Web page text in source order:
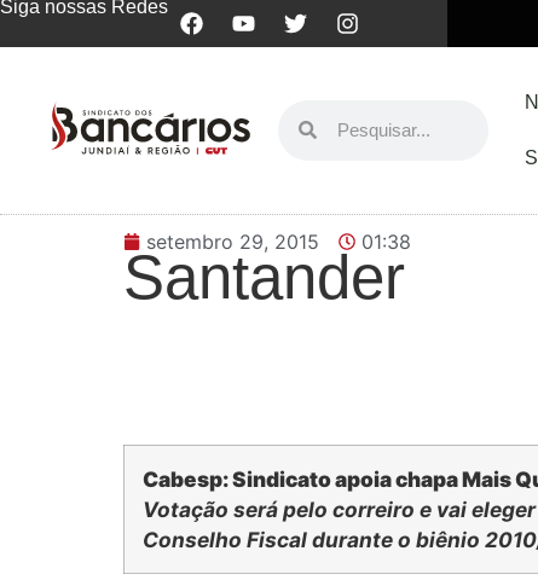
Siga nossas Redes
setembro 29, 2015 01:38
Santander
Cabesp: Sindicato apoia chapa Mais
Votação será pelo correiro e vai
Conselho Fiscal durante o biênio